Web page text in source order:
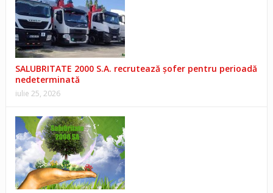
SALUBRITATE 2000 S.A. recrutează șofer pentru perioadă
nedeterminată
iulie 25, 2026